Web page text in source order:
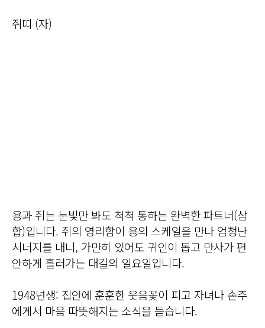
쥐띠 (자)
용과 쥐는 눈빛만 봐도 척척 통하는 완벽한 파트너(삼
합)입니다. 쥐의 영리함이 용의 스케일을 만나 엄청난
시너지를 내니, 가만히 있어도 귀인이 돕고 만사가 편
안하게 흘러가는 대길의 일요일입니다.
1948년생: 집안에 훈훈한 웃음꽃이 피고 자녀나 손주
에게서 마음 따뜻해지는 소식을 듣습니다.